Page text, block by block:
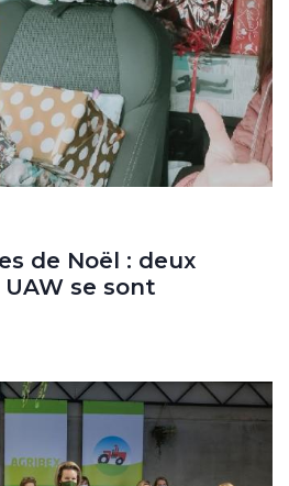
de Noël : deux
se sont